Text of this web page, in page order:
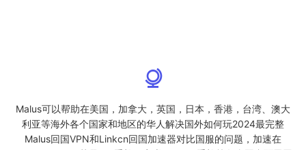
Malus可以帮助在美国，加拿大，英国，日本，香港，台湾、澳大
利亚等海外各个国家和地区的华人解决国外如何玩2024最完整
Malus回国VPN和Linkcn回国加速器对比国服的问题，加速在